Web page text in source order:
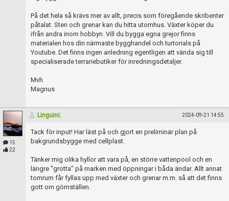
På det hela så krävs mer av allt, precis som föregående skribenter
påtalat. Sten och grenar kan du hitta utomhus. Växter köper du
ifrån andra inom hobbyn. Vill du bygga egna grejor finns
materialen hos din närmaste bygghandel och turtorials på
Youtube. Det finns ingen anledning egentligen att vända sig till
specialiserade terrariebutiker för inredningsdetaljer.
Mvh
Magnus
15
22
Linguini: 2024-09-21 14:55
Tack för input! Har läst på och gjort en preliminär plan på
bakgrundsbygge med cellplast.
Tänker mig olika hyllor att vara på, en större vattenpool och en
längre "grotta" på marken med öppningar i båda ändar. Allt annat
tomrum får fyllas upp med växter och grenar m.m. så att det finns
gott om gömställen.